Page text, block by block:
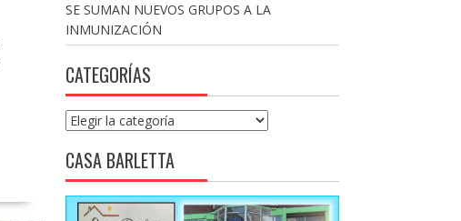
SE SUMAN NUEVOS GRUPOS A LA
INMUNIZACIÓN
CATEGORÍAS
Categorías
CASA BARLETTA